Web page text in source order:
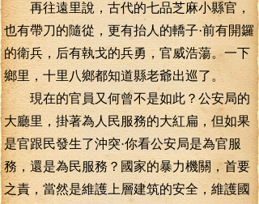
再往遠里說，古代的七品芝麻小縣官，
也有帶刀的隨從，更有抬人的轎子·前有開鑼
的衛兵，后有執戈的兵勇，官威浩蕩。一下
鄉里，十里八鄉都知道縣老爺出巡了。
現在的官員又何曾不是如此？公安局的
大廳里，掛著為人民服務的大紅扁，但如果
是官跟民發生了沖突·你看公安局是為官服
務，還是為民服務？國家的暴力機關，首要
之責，當然是維護上層建筑的安全，維護國